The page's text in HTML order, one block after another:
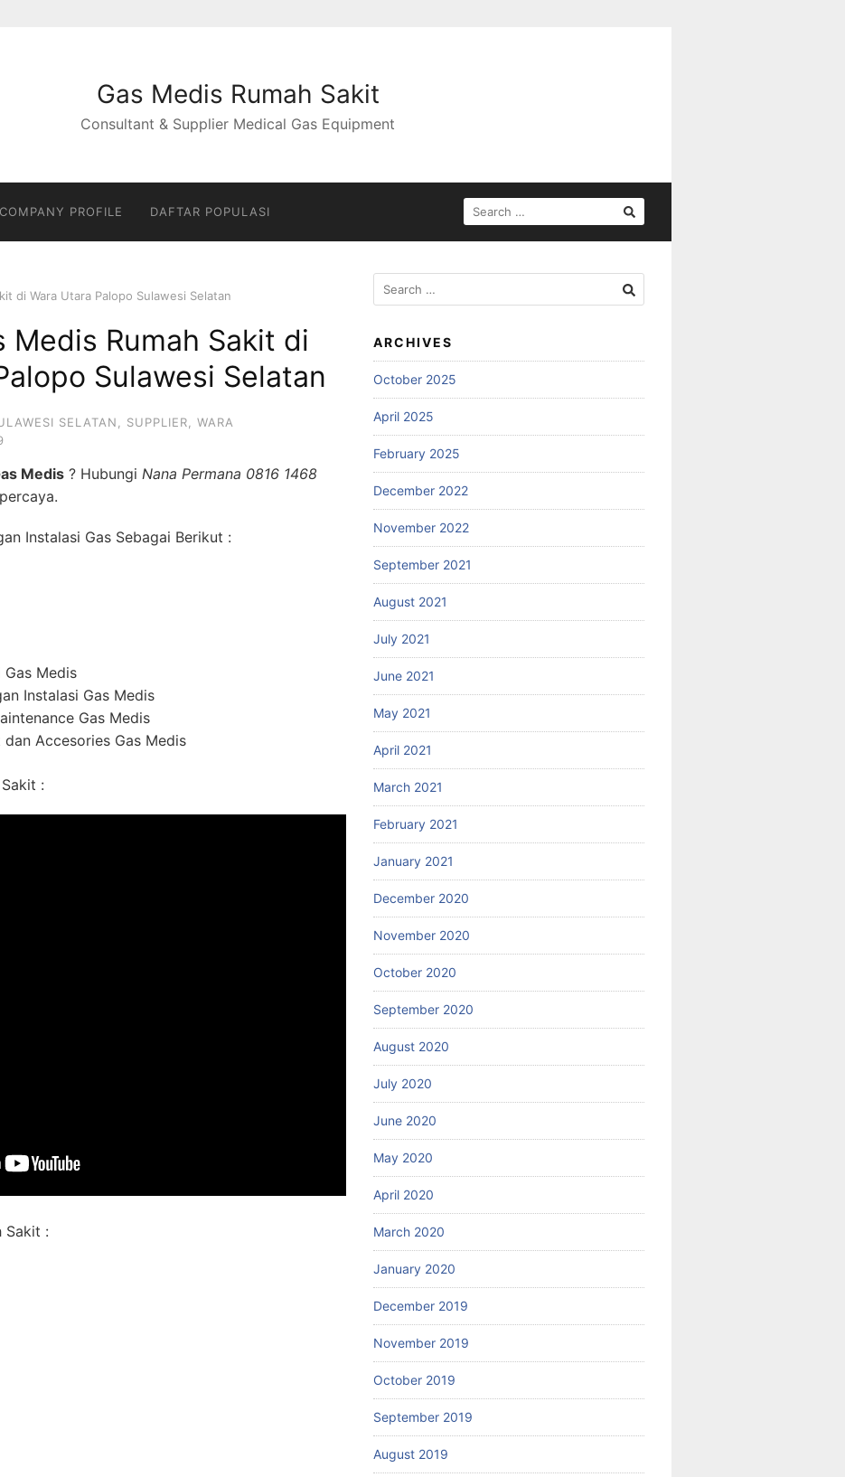
Gas Medis Rumah Sakit
Consultant & Supplier Medical Gas Equipment
COMPANY PROFILE DAFTAR POPULASI
SEARCH
FOR:
di Wara Utara Palopo Sulawesi Selatan
Medis Rumah Sakit di
Sulawesi Selatan
SELATAN SUPPLIER
WARA
Medis ? Hubungi Nana Permana 0816 1468
Instalasi Gas Sebagai Berikut :
Gas Medis
Instalasi Gas Medis
Gas Medis
Accesories Gas Medis
:
Sakit :
Search
for:
ARCHIVES
October 2025
April 2025
February 2025
December 2022
November 2022
September 2021
August 2021
July 2021
June 2021
May 2021
April 2021
March 2021
February 2021
January 2021
December 2020
November 2020
October 2020
September 2020
August 2020
July 2020
June 2020
May 2020
April 2020
March 2020
January 2020
December 2019
November 2019
October 2019
September 2019
August 2019